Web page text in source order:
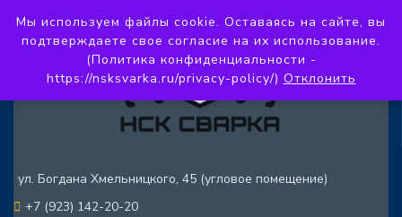
ул. Богдана Хмельницкого, 45 (угловое помещение)
+7 (923) 142-20-20
Мы используем файлы cookie. Оставаясь на сайте, вы
подтверждаете свое согласие на их использование.
(Политика конфиденциальности -
https://nsksvarka.ru/privacy-policy/) Отклонить